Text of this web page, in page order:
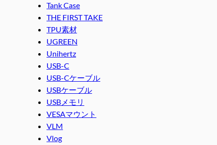
Tank Case
THE FIRST TAKE
TPU素材
UGREEN
Unihertz
USB-C
USB-Cケーブル
USBケーブル
USBメモリ
VESAマウント
VLM
Vlog